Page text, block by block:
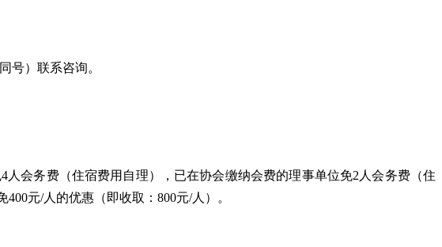
号）联系咨询。
会务费（住宿费用自理），已在协会缴纳会费的理事单位免2人会务费（住
元/人的优惠（即收取：800元/人）。